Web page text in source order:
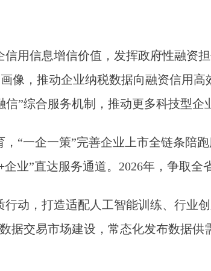
信用信息增信价值，发挥政府性融资
像，推动企业纳税数据向融资信用
”综合服务机制，推动更多科技型企
“一企一策”完善企业上市全链条陪
业”直达服务通道。2026年，争取全
行动，打造适配人工智能训练、行业
据交易市场建设，常态化发布数据